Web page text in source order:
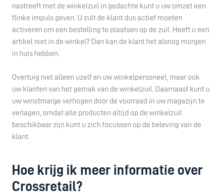
nastreeft met de winkelzuil in gedachte kunt u uw omzet een
flinke impuls geven. U zult de klant dus actief moeten
activeren om een bestelling te plaatsen op de zuil. Heeft u een
artikel niet in de winkel? Dan kan de klant het alsnog morgen
in huis hebben.
Overtuig niet alleen uzelf en uw winkelpersoneel, maar ook
uw klanten van het gemak van de winkelzuil. Daarnaast kunt u
uw winstmarge verhogen door de voorraad in uw magazijn te
verlagen, omdat alle producten altijd op de winkelzuil
beschikbaar zijn kunt u zich focussen op de beleving van de
klant.
Hoe krijg ik meer informatie over
Crossretail?